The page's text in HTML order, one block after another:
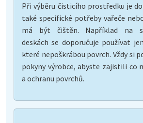
Při výběru čisticího prostředku je
také specifické potřeby vařeče
má být čištěn. Například na
deskách se doporučuje používat
které nepoškrábou povrch. Vždy si
pokyny výrobce, abyste zajistili co
a ochranu povrchů.